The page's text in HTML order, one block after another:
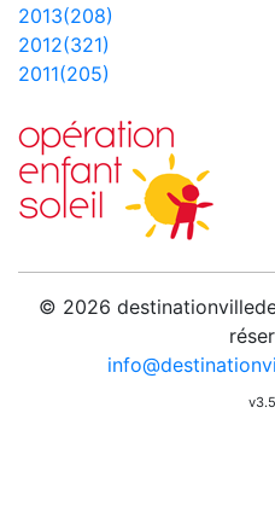
2013(208)
2012(321)
2011(205)
© 2026